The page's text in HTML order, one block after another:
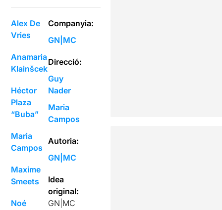
Alex De
Vries
Anamaria
Klainšcek
Héctor
Plaza
“Buba”
Maria
Campos
Maxime
Smeets
Noé
Companyia:
GN|MC
Direcció:
Guy
Nader
Maria
Campos
Autoria:
GN|MC
Idea
original:
GN|MC